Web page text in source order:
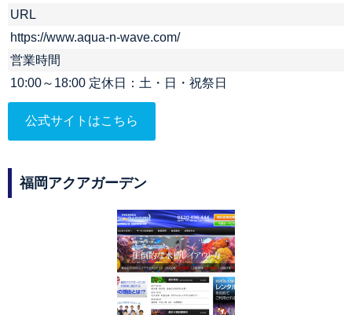
URL
https://www.aqua-n-wave.com/
営業時間
10:00～18:00 定休日：土・日・祝祭日
公式サイトはこちら
福岡アクアガーデン